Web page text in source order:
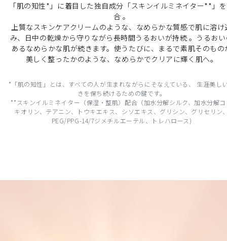
「肌の知性*」に着目した独自成分「スキンイルミネイター**」
合 。
上質なスキンケアクリームのような、なめらかな質感で肌に溶け
み、日中の乾燥から守りながら長時間うるおいが持続 。​うるお
あるなめらかな肌が続きます。​使うたびに、まるで素肌そのもの
美しく整ったか​のような、なめらかでクリアに輝く肌へ。
*「肌の知性」とは、すべての人が生まれながらにそなえている、 生涯美し
きを保ち続けるための鍵です。
**スキンイルミネイター（保湿・整肌）配合​（加水分解シルク、加水分解
キオリン、テアニン、トウキエキス、​シソエキス、グリシン、グリセリン
PEG/PPG-14/7ジメチルエーテル、トレハロース)​